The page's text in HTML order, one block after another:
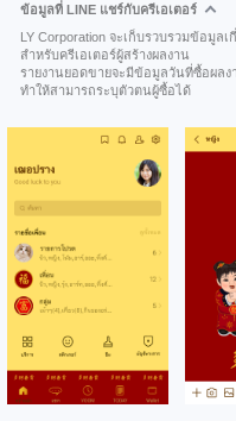
ข้อมูลที่ LINE แชร์กับครีเอเตอร์
LY Corporation จะเก็บรวบรวมข้อมูล
สำหรับครีเอเตอร์ผู้สร้างผลงาน
รายงานยอดขายจะมีข้อมูลวันที่ซื้อผล
ทำให้สามารถระบุตัวตนผู้ซื้อได้